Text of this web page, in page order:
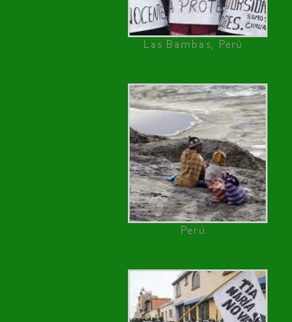
Las Bambas, Perú
Perú